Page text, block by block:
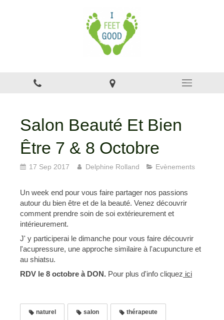
Salon Beauté Et Bien
Être 7 & 8 Octobre
17 Sep 2017 Delphine Rolland Evènements
Un week end pour vous faire partager nos passions
autour du bien être et de la beauté. Venez découvrir
comment prendre soin de soi extérieurement et
intérieurement.
J' y participerai le dimanche pour vous faire découvrir
l'acupressure, une approche similaire à l'acupuncture et
au shiatsu.
RDV le 8 octobre à DON. Pour plus d'info cliquez ici
naturel salon thérapeute